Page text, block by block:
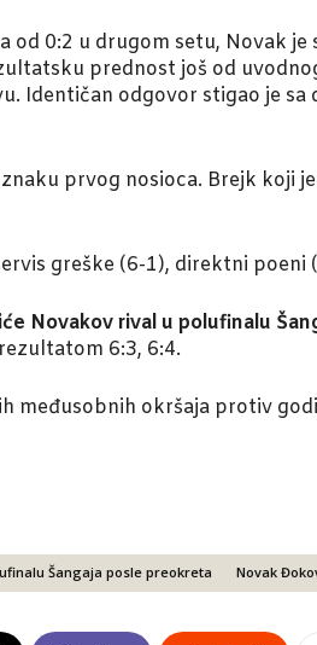
od 0:2 u drugom setu, Novak
prednost još od
Identičan odgovor stigao je
prvog nosioca. Brejk koji
greške (6-1), direktni poeni
Novakov rival u polufinalu
6:3, 6:4.
međusobnih okršaja protiv
Šangaja posle preokreta Novak